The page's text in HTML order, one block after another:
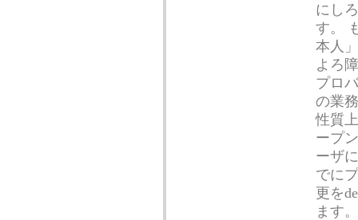
にし
す。
本人
よろ
プロ
の業
性質
ープ
ーザ
でに
更を
ます